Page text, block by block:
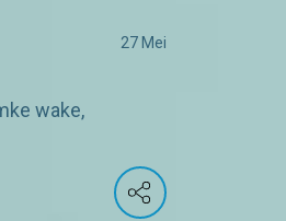
27 Mei
wake,